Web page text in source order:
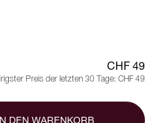
CHF 49
Preis der letzten 30 Tage: CHF 49
DEN WARENKORB